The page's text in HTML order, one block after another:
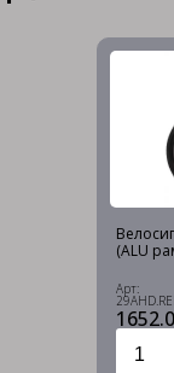
(ALU
Арт: